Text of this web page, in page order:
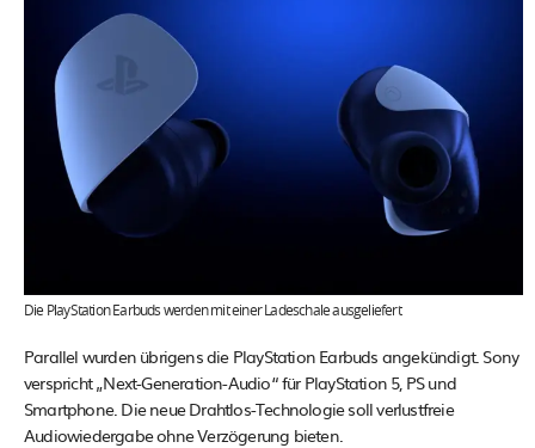
Die PlayStation Earbuds werden mit einer Ladeschale ausgeliefert
Parallel wurden übrigens die PlayStation Earbuds angekündigt. Sony
verspricht „Next-Generation-Audio“ für PlayStation 5, PS und
Smartphone. Die neue Drahtlos-Technologie soll verlustfreie
Audiowiedergabe ohne Verzögerung bieten.